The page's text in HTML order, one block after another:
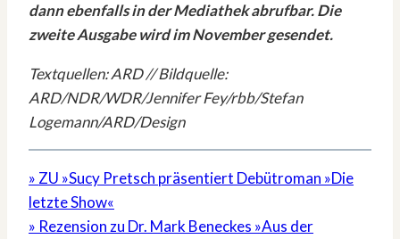
dann ebenfalls in der Mediathek abrufbar. Die
zweite Ausgabe wird im November gesendet.
Textquellen: ARD // Bildquelle:
ARD/NDR/WDR/Jennifer Fey/rbb/Stefan
Logemann/ARD/Design
» ZU »Sucy Pretsch präsentiert Debütroman »Die
letzte Show«
» Rezension zu Dr. Mark Beneckes »Aus der